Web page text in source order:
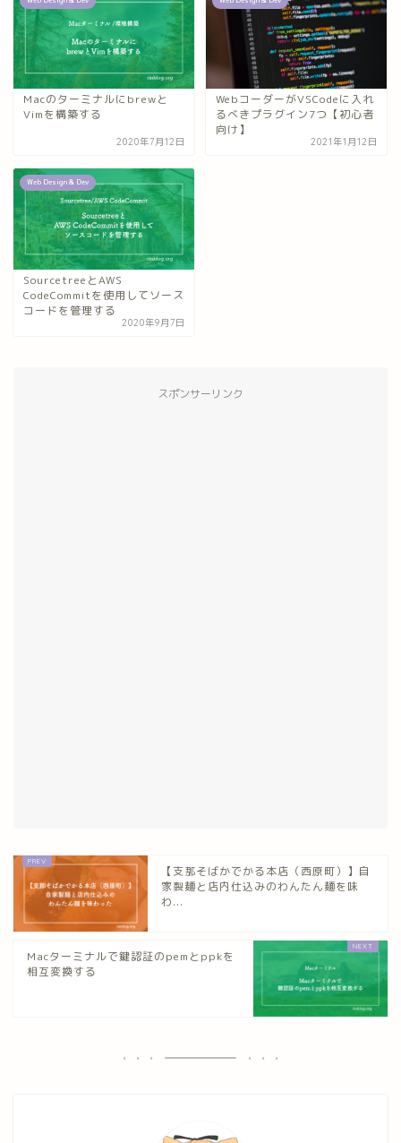
Macのターミナルにbrewと
Vimを構築する
2020年7月12日
WebコーダーがVSCodeに入れ
るべきプラグイン7つ【初心者
向け】
2021年1月12日
Web Design & Dev
SourcetreeとAWS
CodeCommitを使用してソース
コードを管理する
2020年9月7日
スポンサーリンク
【支那そばかでかる本店（西原町）】自
家製麺と店内仕込みのわんたん麺を味
わ...
Macターミナルで鍵認証のpemとppkを
相互変換する